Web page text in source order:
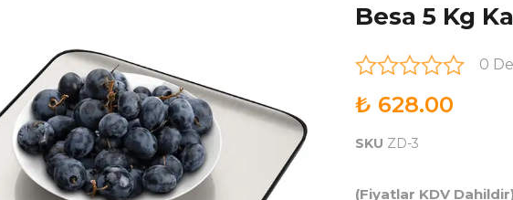
Besa 5 Kg
0
₺ 628.00
SKU ZD-3
(Fiyatlar KDV